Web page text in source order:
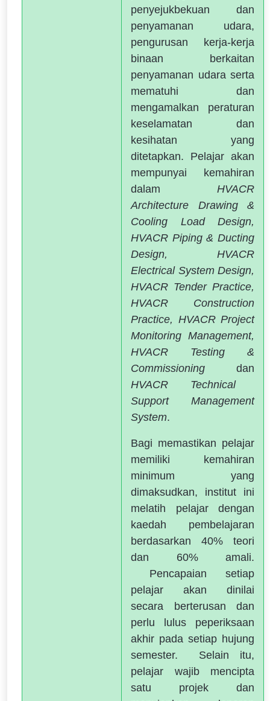
penyejukbekuan dan
penyamanan udara,
pengurusan kerja‐kerja
binaan berkaitan
penyamanan udara serta
mematuhi dan
mengamalkan peraturan
keselamatan dan
kesihatan yang
ditetapkan. Pelajar akan
mempunyai kemahiran
dalam HVACR
Architecture Drawing &
Cooling Load Design,
HVACR Piping & Ducting
Design, HVACR
Electrical System Design,
HVACR Tender Practice,
HVACR Construction
Practice, HVACR Project
Monitoring Management,
HVACR Testing &
Commissioning dan
HVACR Technical
Support Management
System.
Bagi memastikan pelajar
memiliki kemahiran
minimum yang
dimaksudkan, institut ini
melatih pelajar dengan
kaedah pembelajaran
berdasarkan 40% teori
dan 60% amali.
Pencapaian setiap
pelajar akan dinilai
secara berterusan dan
perlu lulus peperiksaan
akhir pada setiap hujung
semester. Selain itu,
pelajar wajib mencipta
satu projek dan